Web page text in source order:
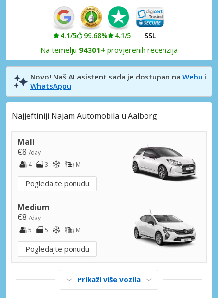
4.1/5 99.68% 4.1/5 SSL
Na temelju 94301+ provjerenih recenzija
Novo! Naš AI asistent sada je dostupan na Webu i
WhatsAppu
Najjeftiniji Najam Automobila u Aalborg
Mali
€8 /day
4
3 M
Pogledajte ponudu
Medium
€8 /day
5
5 M
Pogledajte ponudu
Prikaži više vozila